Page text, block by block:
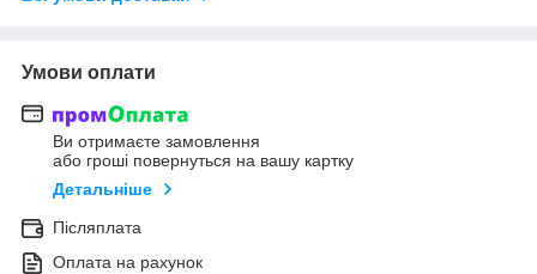
Умови оплати
Ви отримаєте замовлення
або гроші повернуться на вашу картку
Детальніше
Післяплата
Оплата на рахунок